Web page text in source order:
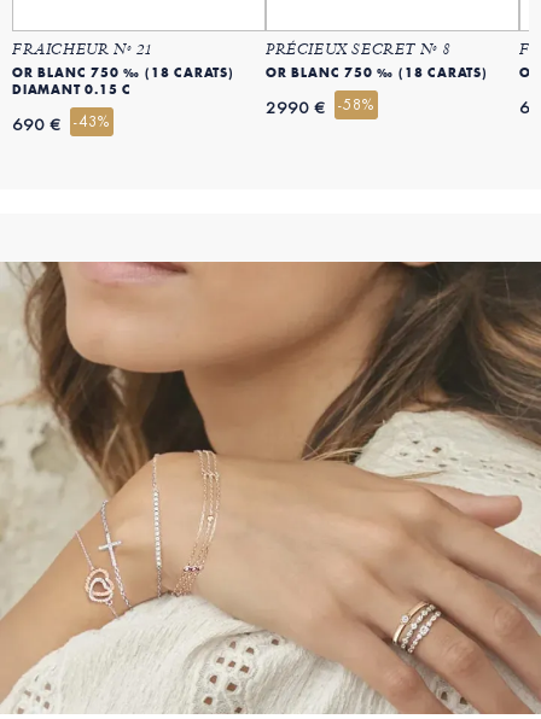
FRAICHEUR Nº 21
OR BLANC 750 ‰ (18 CARATS)
DIAMANT 0.15 C
690 € -43%
PRÉCIEUX SECRET Nº 8
OR BLANC 750 ‰ (18 CARATS)
2990 € -58%